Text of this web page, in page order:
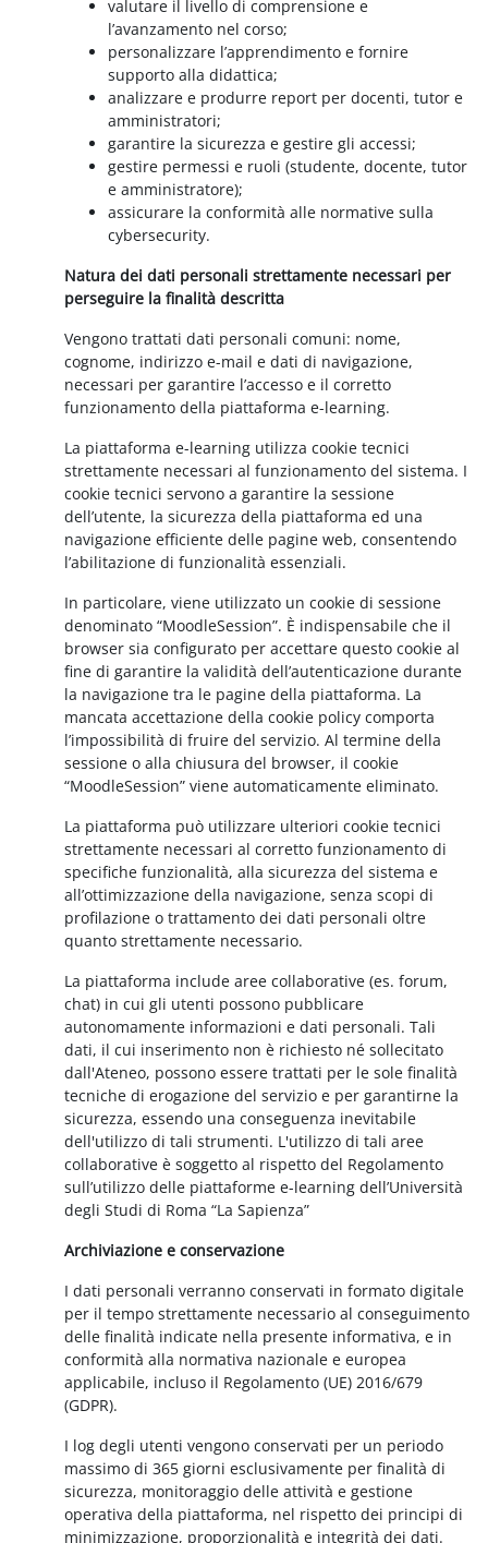
valutare il livello di comprensione e
l’avanzamento nel corso;
personalizzare l’apprendimento e fornire
supporto alla didattica;
analizzare e produrre report per docenti, tutor e
amministratori;
garantire la sicurezza e gestire gli accessi;
gestire permessi e ruoli (studente, docente, tutor
e amministratore);
assicurare la conformità alle normative sulla
cybersecurity.
Natura dei dati personali strettamente necessari per
perseguire la finalità descritta
Vengono trattati dati personali comuni: nome,
cognome, indirizzo e-mail e dati di navigazione,
necessari per garantire l’accesso e il corretto
funzionamento della piattaforma e-learning.
La piattaforma e-learning utilizza cookie tecnici
strettamente necessari al funzionamento del sistema. I
cookie tecnici servono a garantire la sessione
dell’utente, la sicurezza della piattaforma ed una
navigazione efficiente delle pagine web, consentendo
l’abilitazione di funzionalità essenziali.
In particolare, viene utilizzato un cookie di sessione
denominato “MoodleSession”. È indispensabile che il
browser sia configurato per accettare questo cookie al
fine di garantire la validità dell’autenticazione durante
la navigazione tra le pagine della piattaforma. La
mancata accettazione della cookie policy comporta
l’impossibilità di fruire del servizio. Al termine della
sessione o alla chiusura del browser, il cookie
“MoodleSession” viene automaticamente eliminato.
La piattaforma può utilizzare ulteriori cookie tecnici
strettamente necessari al corretto funzionamento di
specifiche funzionalità, alla sicurezza del sistema e
all’ottimizzazione della navigazione, senza scopi di
profilazione o trattamento dei dati personali oltre
quanto strettamente necessario.
La piattaforma include aree collaborative (es. forum,
chat) in cui gli utenti possono pubblicare
autonomamente informazioni e dati personali. Tali
dati, il cui inserimento non è richiesto né sollecitato
dall'Ateneo, possono essere trattati per le sole finalità
tecniche di erogazione del servizio e per garantirne la
sicurezza, essendo una conseguenza inevitabile
dell'utilizzo di tali strumenti. L'utilizzo di tali aree
collaborative è soggetto al rispetto del Regolamento
sull’utilizzo delle piattaforme e-learning dell’Università
degli Studi di Roma “La Sapienza”
Archiviazione e conservazione
I dati personali verranno conservati in formato digitale
per il tempo strettamente necessario al conseguimento
delle finalità indicate nella presente informativa, e in
conformità alla normativa nazionale e europea
applicabile, incluso il Regolamento (UE) 2016/679
(GDPR).
I log degli utenti vengono conservati per un periodo
massimo di 365 giorni esclusivamente per finalità di
sicurezza, monitoraggio delle attività e gestione
operativa della piattaforma, nel rispetto dei principi di
minimizzazione, proporzionalità e integrità dei dati.